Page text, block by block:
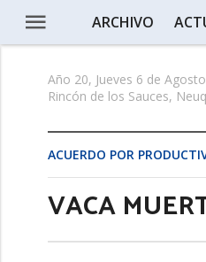
ARCHIVO
Año 20, Jueves 6 de
Rincón de los Sauces,
ACUERDO POR
VACA